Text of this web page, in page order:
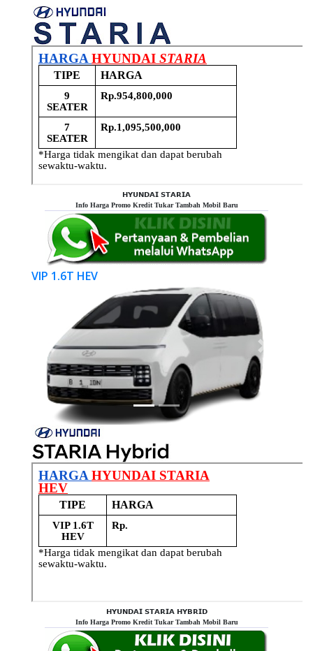
𝗛𝗬𝗨𝗡𝗗𝗔𝗜 𝗦𝗧𝗔𝗥𝗜𝗔
Info Harga Promo Kredit Tukar Tambah Mobil Baru
VIP 1.6T HEV
Previous Next
𝗛𝗬𝗨𝗡𝗗𝗔𝗜 𝗦𝗧𝗔𝗥𝗜𝗔 𝗛𝗬𝗕𝗥𝗜𝗗
Info Harga Promo Kredit Tukar Tambah Mobil Baru